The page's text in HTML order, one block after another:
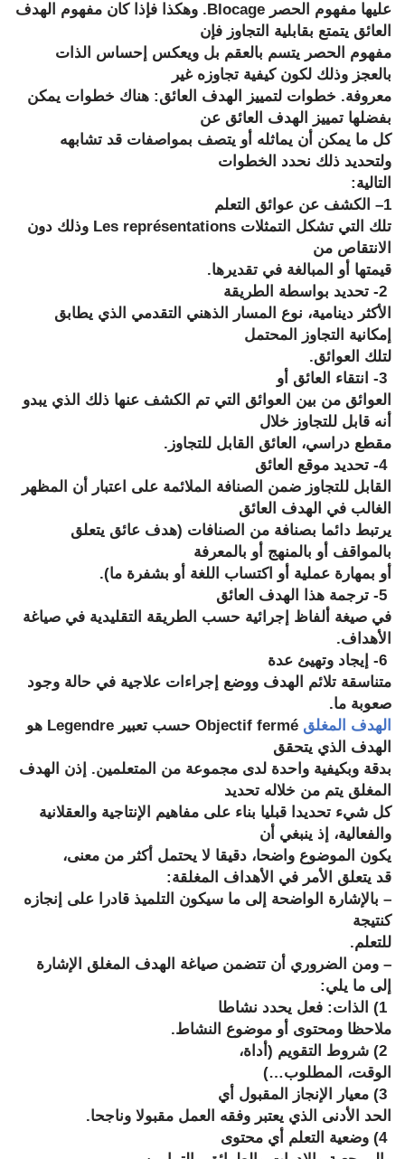
عليها مفهوم الحصر Blocage. وهكذا فإذا كان مفهوم الهدف
العائق يتمتع بقابلية التجاوز فإن
مفهوم الحصر يتسم بالعقم بل ويعكس إحساس الذات
بالعجز وذلك لكون كيفية تجاوزه غير
معروفة. خطوات لتمييز الهدف العائق: هناك خطوات يمكن
بفضلها تمييز الهدف العائق عن
كل ما يمكن أن يماثله أو يتصف بمواصفات قد تشابهه
ولتحديد ذلك نحدد الخطوات
التالية:
1– الكشف عن عوائق التعلم
تلك التي تشكل التمثلات Les représentations وذلك دون
الانتقاص من
قيمتها أو المبالغة في تقديرها.
الأكثر دينامية، نوع المسار الذهني التقدمي الذي يطابق
إمكانية التجاوز المحتمل
لتلك العوائق.
العوائق من بين العوائق التي تم الكشف عنها ذلك الذي يبدو
أنه قابل للتجاوز خلال
مقطع دراسي، العائق القابل للتجاوز.
4- تحديد موقع العائق
القابل للتجاوز ضمن الصنافة الملائمة على اعتبار أن المظهر
الغالب في الهدف العائق
يرتبط دائما بصنافة من الصنافات (هدف عائق يتعلق
بالمواقف أو بالمنهج أو بالمعرفة
أو بمهارة عملية أو اكتساب اللغة أو بشفرة ما).
في صيغة ألفاظ إجرائية حسب الطريقة التقليدية في صياغة
الأهداف.
متناسقة تلائم الهدف ووضع إجراءات علاجية في حالة وجود
صعوبة ما.
الهدف المغلق Objectif fermé حسب تعبير Legendre هو
الهدف الذي يتحقق
بدقة وبكيفية واحدة لدى مجموعة من المتعلمين. إذن الهدف
المغلق يتم من خلاله تحديد
كل شيء تحديدا قبليا بناء على مفاهيم الإنتاجية والعقلانية
والفعالية، إذ ينبغي أن
يكون الموضوع واضحا، دقيقا لا يحتمل أكثر من معنى،
قد يتعلق الأمر في الأهداف المغلقة:
– بالإشارة الواضحة إلى ما سيكون التلميذ قادرا على إنجازه
كنتيجة
للتعلم.
– ومن الضروري أن تتضمن صياغة الهدف المغلق الإشارة
إلى ما يلي:
ملاحظا ومحتوى أو موضوع النشاط.
الوقت، المطلوب…)
الحد الأدنى الذي يعتبر وفقه العمل مقبولا وناجحا.
4) وضعية التعلم أي محتوى